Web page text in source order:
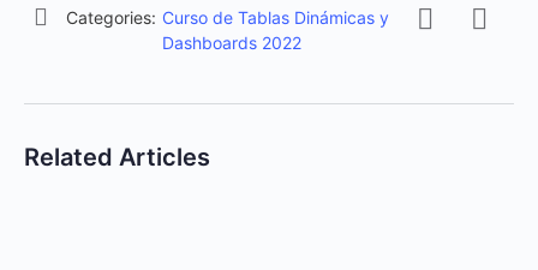
Categories: Curso de Tablas Dinámicas y
Dashboards 2022
Related Articles